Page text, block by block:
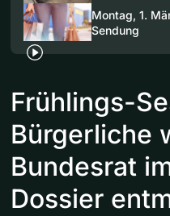
Montag, 1.
Sendung
Frühlings-
Bürgerliche
Bundesrat
Dossier